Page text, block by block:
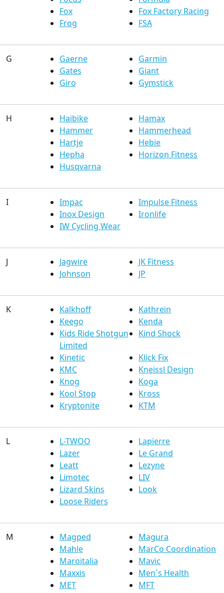
Fox
Fox Factory Racing
Frog
FSA
G Gaerne
Garmin
Gates
Giant
Giro
Gymstick
H Haibike
Hamax
Hammer
Hammerhead
Hartje
Hebie
Hepha
Horizon Fitness
Husqvarna
I Impac
Impulse Fitness
Inox Design
Ironlife
IW Cycling Wear
J Jagwire
JK Fitness
Johnson
JP
K Kalkhoff
Kathrein
Keego
Kenda
Kids Ride Shotgun
Limited
Kind Shock
Kinetic
Klick Fix
KMC
Kneissl Design
Knog
Koga
Kool Stop
Kross
Kryptonite
KTM
L L-TWOO
Lapierre
Lazer
Le Grand
Leatt
Lezyne
Limotec
LIV
Lizard Skins
Look
Loose Riders
M Magped
Magura
Mahle
MarCo Coordination
Maroitalia
Mavic
Maxxis
Men`s Health
MET
MFT